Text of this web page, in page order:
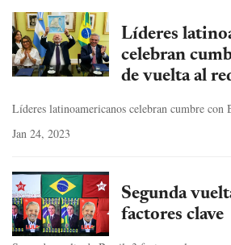
Líderes
celebran
de vuelta al
Líderes latinoamericanos celebran cumbre
Jan 24, 2023
Segunda
factores clave